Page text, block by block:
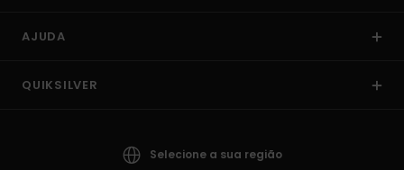
AJUDA
QUIKSILVER
Selecione a sua região